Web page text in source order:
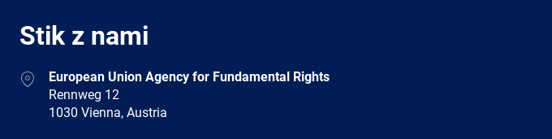
Stik z nami
AddressEuropean Union Agency for Fundamental Rights
Rennweg 12
1030 Vienna, Austria